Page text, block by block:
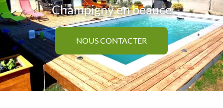
Champigny en beauce
NOUS CONTACTER